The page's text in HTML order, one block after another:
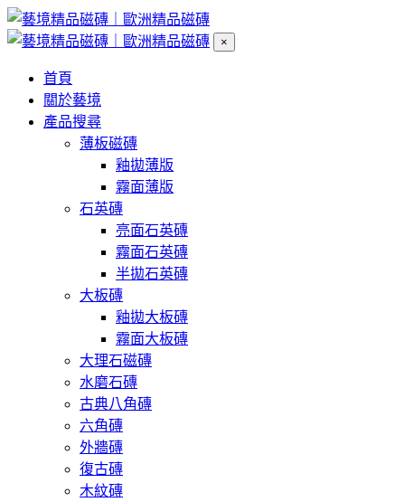
×
首頁
關於藝境
產品搜尋
薄板磁磚
釉拋薄版
霧面薄版
石英磚
亮面石英磚
霧面石英磚
半拋石英磚
大板磚
釉拋大板磚
霧面大板磚
大理石磁磚
水磨石磚
古典八角磚
六角磚
外牆磚
復古磚
木紋磚